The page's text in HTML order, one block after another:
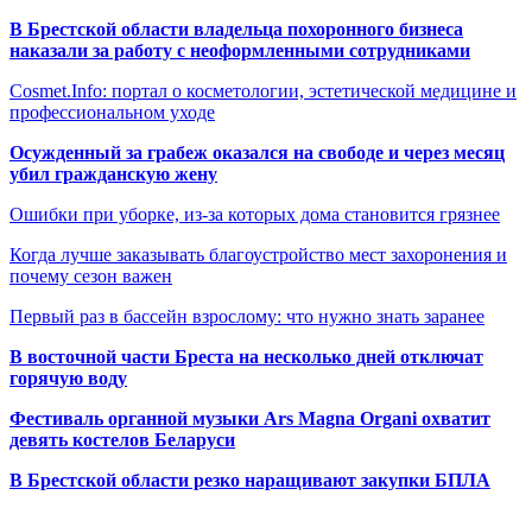
В Брестской области владельца похоронного бизнеса
наказали за работу с неоформленными сотрудниками
Cosmet.Info: портал о косметологии, эстетической медицине и
профессиональном уходе
Осужденный за грабеж оказался на свободе и через месяц
убил гражданскую жену
Ошибки при уборке, из-за которых дома становится грязнее
Когда лучше заказывать благоустройство мест захоронения и
почему сезон важен
Первый раз в бассейн взрослому: что нужно знать заранее
В восточной части Бреста на несколько дней отключат
горячую воду
Фестиваль органной музыки Ars Magna Organi охватит
девять костелов Беларуси
В Брестской области резко наращивают закупки БПЛА